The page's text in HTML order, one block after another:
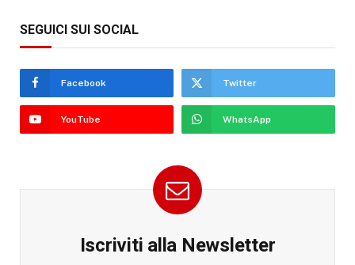
SEGUICI SUI SOCIAL
Facebook Twitter
YouTube WhatsApp
Iscriviti alla Newsletter